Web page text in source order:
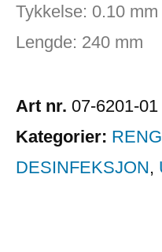
Tykkelse: 0.10 mm
Lengde: 240 mm
Art nr. 07-6201-01
Kategorier:
DESINFEKSJON,